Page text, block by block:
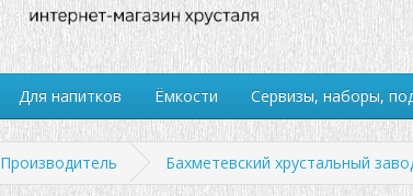
Для напитков Ёмкости Сервизы, наборы,
Производитель Бахметевский хрустальный